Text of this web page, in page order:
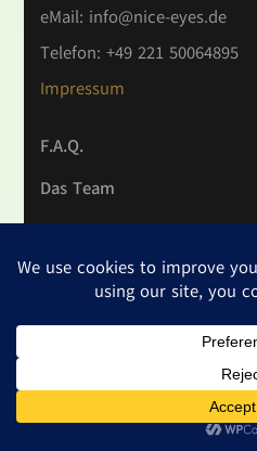
eMail: info@nice-eyes.de
Telefon: +49 221 50064895
Impressum
F.A.Q.
Das Team
AGB
Vertrag widerrufen
NICE EYES